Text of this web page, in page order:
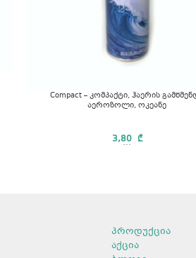
Compact – კომპაქტი, ჰაერის
აეროზოლი, ოკეანე
3,80 ₾
...
პროდუქცია
აქცია